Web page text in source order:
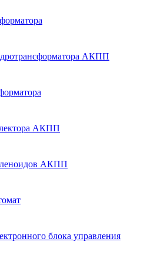
АКПП
АКПП
АКПП
блока управления